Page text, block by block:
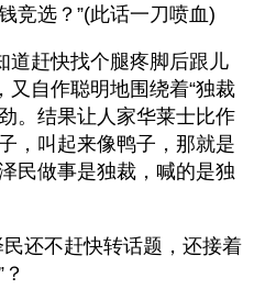
竞选？”(此话一刀喷血)
道赶快找个腿疼脚后跟儿
又自作聪明地围绕着“独裁
。结果让人家华莱士比作
，叫起来像鸭子，那就是
民做事是独裁，喊的是独
民还不赶快转话题，还接着